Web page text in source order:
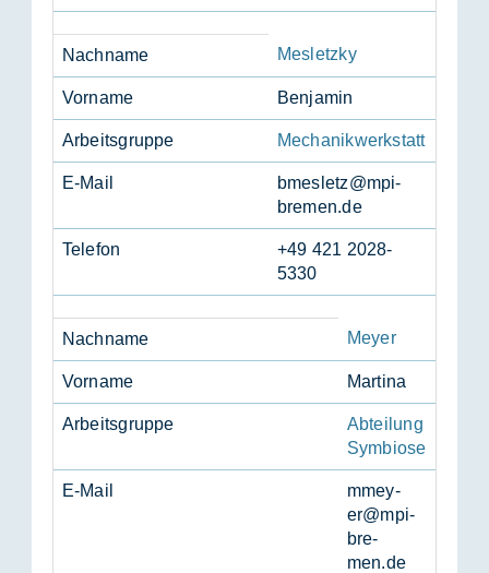
Nach­na­me Mesletzky
Vor­na­me Ben­ja­min
Ar­beits­grup­pe Mechanikwerkstatt
E-Mail
bmes­letz@mpi-
bre­men.de
Te­le­fon
+49 421 2028-
5330
Nach­na­me Meyer
Vor­na­me Mar­ti­na
Ar­beits­grup­pe
Abteilung
Symbiose
E-Mail
mmey­
er@mpi-
bre­
men.de